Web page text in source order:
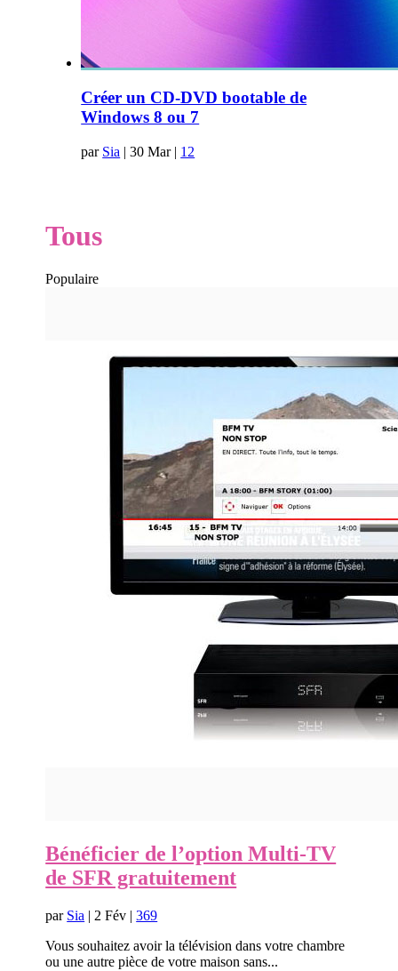
Créer un CD-DVD bootable de
Windows 8 ou 7
par Sia |30 Mar| 12
Tous
Populaire
Bénéficier de l’option Multi-TV
de SFR gratuitement
par Sia | 2 Fév |369
Vous souhaitez avoir la télévision dans votre chambre
ou une autre pièce de votre maison sans...